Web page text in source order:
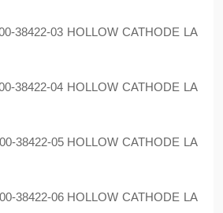
38422-03 HOLLOW CATHODE LA
38422-04 HOLLOW CATHODE LA
38422-05 HOLLOW CATHODE LA
38422-06 HOLLOW CATHODE LA